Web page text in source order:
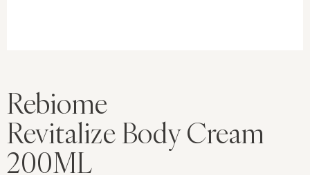
Rebiome
Revitalize Body Cream
200ML